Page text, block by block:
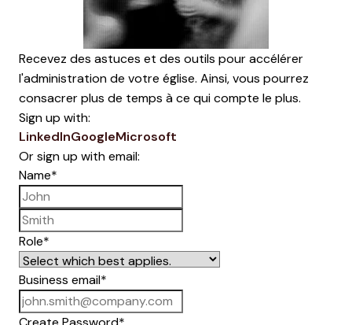
Recevez des astuces et des outils pour accélérer
l'administration de votre église. Ainsi, vous pourrez
consacrer plus de temps à ce qui compte le plus.
Sign up with:
LinkedInGoogleMicrosoft
Or sign up with email:
Name*
Role*
Business email*